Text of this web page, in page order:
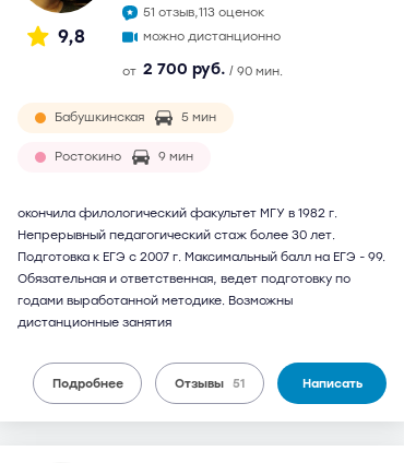
9,8
51 отзыв,113 оценок
можно дистанционно
от 2 700 руб. / 90 мин.
Бабушкинская 5 мин
Ростокино 9 мин
окончила филологический факультет МГУ в 1982 г.
Непрерывный педагогический стаж более 30 лет.
Подготовка к ЕГЭ с 2007 г. Максимальный балл на ЕГЭ - 99.
Обязательная и ответственная, ведет подготовку по
годами выработанной методике. Возможны
дистанционные занятия
Подробнее Отзывы 51 Написать